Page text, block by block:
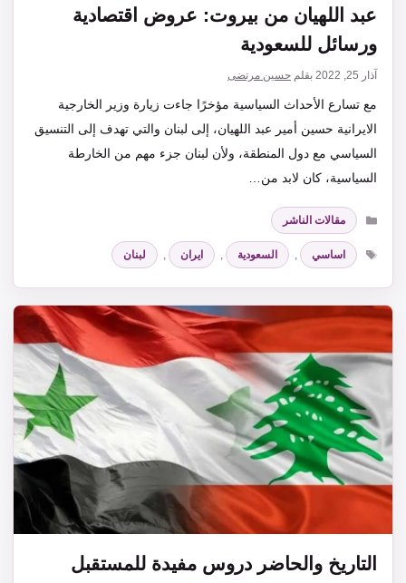
عبد اللهيان من بيروت: عروض اقتصادية
ورسائل للسعودية
آذار 25, 2022 بقلم حسين مرتضى
مع تسارع الأحداث السياسية مؤخرًا جاءت زيارة وزير الخارجية
الايرانية حسين أمير عبد اللهيان، إلى لبنان والتي تهدف إلى التنسيق
السياسي مع دول المنطقة، ولأن لبنان جزء مهم من الخارطة
السياسية، كان لابد من…
التصنيفات
مقالات الناشر
الوسوم
اساسي , السعودية , ايران , لبنان
التاريخ والحاضر دروس مفيدة للمستقبل